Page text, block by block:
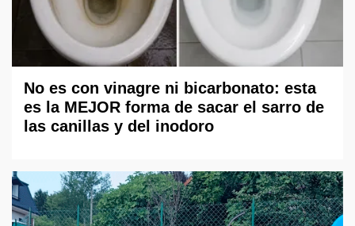
No es con vinagre ni bicarbonato: esta
es la MEJOR forma de sacar el sarro de
las canillas y del inodoro